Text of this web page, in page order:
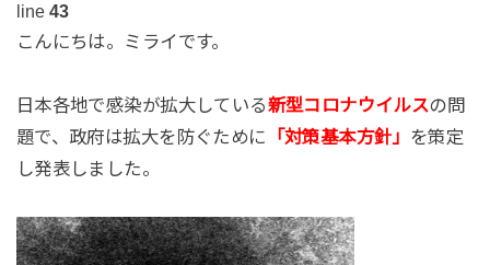
line 43
こんにちは。ミライです。
日本各地で感染が拡大している新型コロナウイルスの問
題で、政府は拡大を防ぐために 「対策基本方針」 を策定
し発表しました。